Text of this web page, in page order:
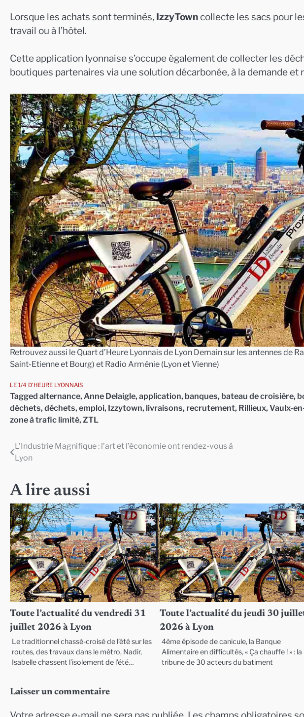
Lorsque les achats sont terminés, IzzyTown collecte les sacs pour
travail ou à l’hôtel.
Cette application lyonnaise s’occupe également de collecter les
boutiques partenaires via une solution décarbonée, à la demande et
Retrouvez aussi le Quart d’Heure Lyonnais de Lyon Demain sur les antennes de
Saint-Etienne et Bourg) et Radio Arménie (Lyon et Vienne)
LE 1/4 D'HEURE LYONNAIS
Tagged alternance, Anne Delaigle, application, banques, bateau de croisière,
déchets, déchets, emploi, Izzytown, livraisons, recrutement, Rillieux, Vaulx-
zone à trafic limité, ZTL
Navigation
l’article
L’Industrie Magnifique : l’art et l’économie ont rendez-vous à
Lyon
A lire aussi
Toute l’actualité du vendredi 31
juillet 2026 à Lyon
Le traditionnel chassé-croisé de l’été sur les
routes, des travaux dans le métro, Nadir,
Isabelle chassent l’isolement de l’été…
Toute l’actualité du jeudi 30
2026 à Lyon
4ème épisode de canicule, la Banque
Alimentaire en difficultés, « Ça chauffe ! » : la
tribune de 30 acteurs du batiment
Laisser un commentaire